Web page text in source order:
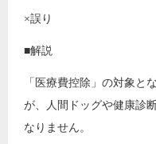
×誤り
■解説
「医療費控除」の対象と
が、人間ドッグや健康診
なりません。